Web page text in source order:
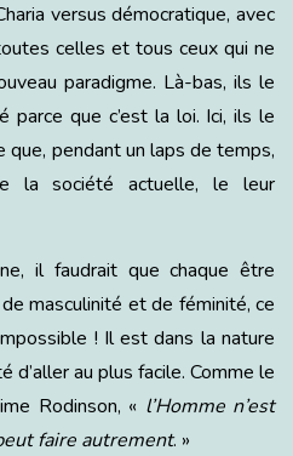
versus démocratique, avec
celles et tous ceux qui ne
paradigme. Là-bas, ils le
parce que c’est la loi. Ici, ils le
pendant un laps de temps,
la société actuelle, le leur
il faudrait que chaque être
masculinité et de féminité, ce
! Il est dans la nature
d’aller au plus facile. Comme le
Rodinson, « l’Homme n’est
faire autrement. »